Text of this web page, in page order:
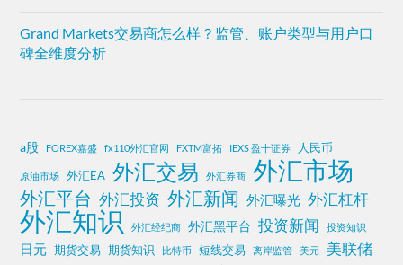
Grand Markets交易商怎么样？监管、账户类型与用户口
碑全维度分析
a股 FOREX嘉盛 fx110外汇官网 FXTM富拓 IEXS 盈十证券 人民币
原油市场 外汇EA 外汇交易 外汇券商 外汇市场
外汇平台 外汇投资 外汇新闻 外汇曝光 外汇杠杆
外汇知识 外汇经纪商 外汇黑平台 投资新闻 投资知识
日元 期货交易 期货知识 比特币 短线交易 离岸监管 美元 美联储